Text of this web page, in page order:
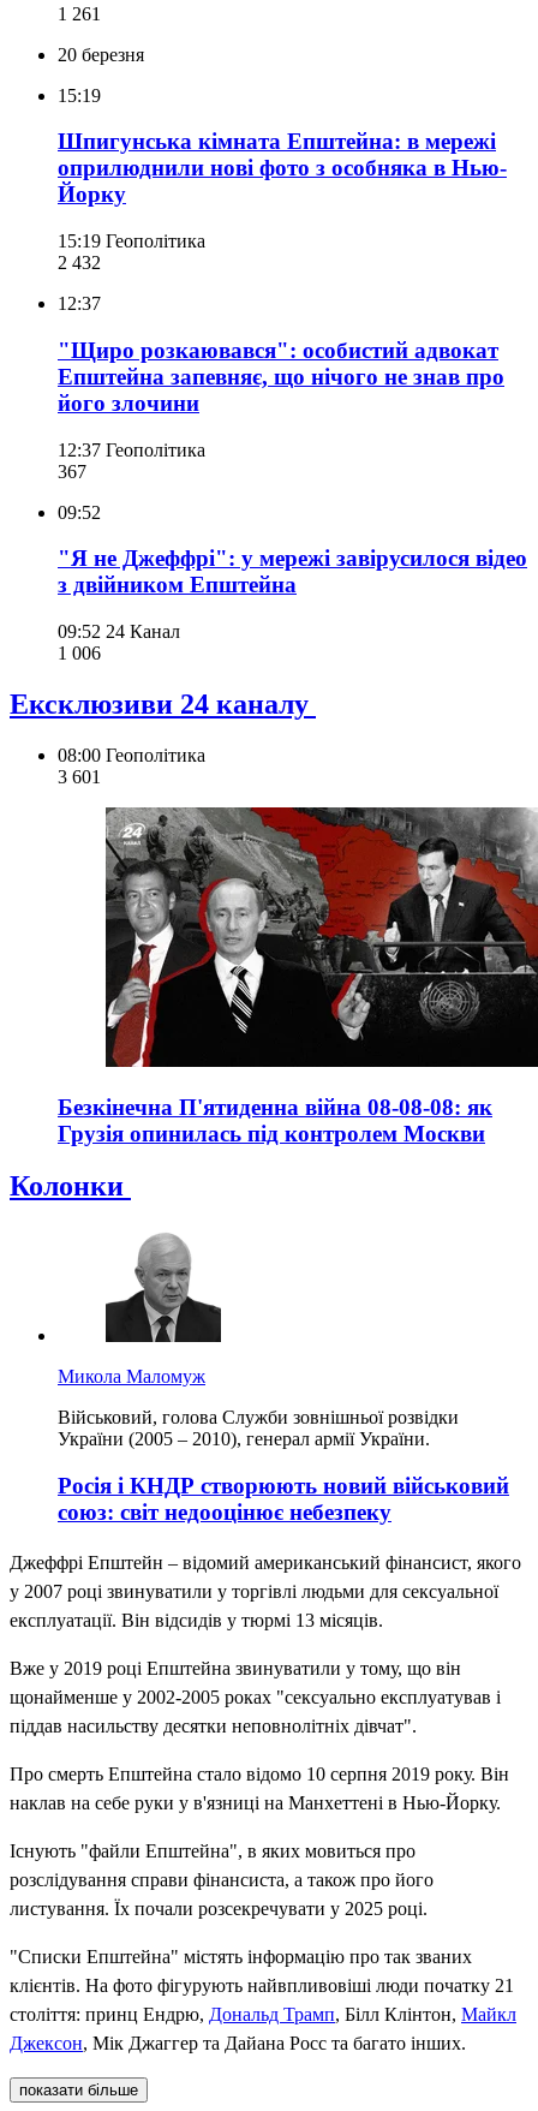
1 261
20 березня
15:19
Шпигунська кімната Епштейна: в мережі
оприлюднили нові фото з особняка в Нью-
Йорку
15:19 Геополітика
2 432
12:37
"Щиро розкаювався": особистий адвокат
Епштейна запевняє, що нічого не знав про
його злочини
12:37 Геополітика
367
09:52
"Я не Джеффрі": у мережі завірусилося відео
з двійником Епштейна
09:52 24 Канал
1 006
Ексклюзиви 24 каналу
08:00 Геополітика
3 601
Безкінечна П'ятиденна війна 08-08-08: як
Грузія опинилась під контролем Москви
Колонки
Микола Маломуж
Військовий, голова Служби зовнішньої розвідки
України (2005 – 2010), генерал армії України.
Росія і КНДР створюють новий військовий
союз: світ недооцінює небезпеку
Джеффрі Епштейн – відомий американський фінансист, якого
у 2007 році звинуватили у торгівлі людьми для сексуальної
експлуатації. Він відсидів у тюрмі 13 місяців.
Вже у 2019 році Епштейна звинуватили у тому, що він
щонайменше у 2002-2005 роках "сексуально експлуатував і
піддав насильству десятки неповнолітніх дівчат".
Про смерть Епштейна стало відомо 10 серпня 2019 року. Він
наклав на себе руки у в'язниці на Манхеттені в Нью-Йорку.
Існують "файли Епштейна", в яких мовиться про
розслідування справи фінансиста, а також про його
листування. Їх почали розсекречувати у 2025 році.
"Списки Епштейна" містять інформацію про так званих
клієнтів. На фото фігурують найвпливовіші люди початку 21
століття: принц Ендрю, Дональд Трамп, Білл Клінтон, Майкл
Джексон, Мік Джаггер та Дайана Росс та багато інших.
показати більше